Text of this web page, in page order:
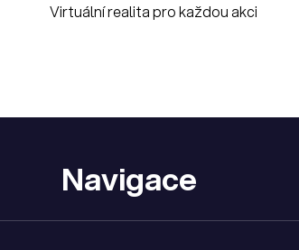
Virtuální realita pro každou akci
Navigace